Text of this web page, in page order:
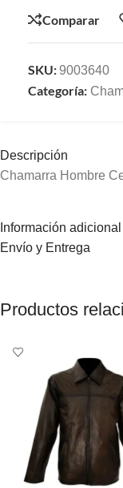
Comparar
SKU:9003640
Categoría:
Descripción
Chamarra Hombre
Información adicional
Envío y Entrega
Productos